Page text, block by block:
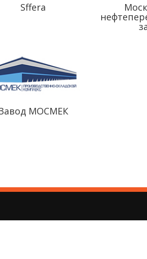
Sffera
МОСМЕК